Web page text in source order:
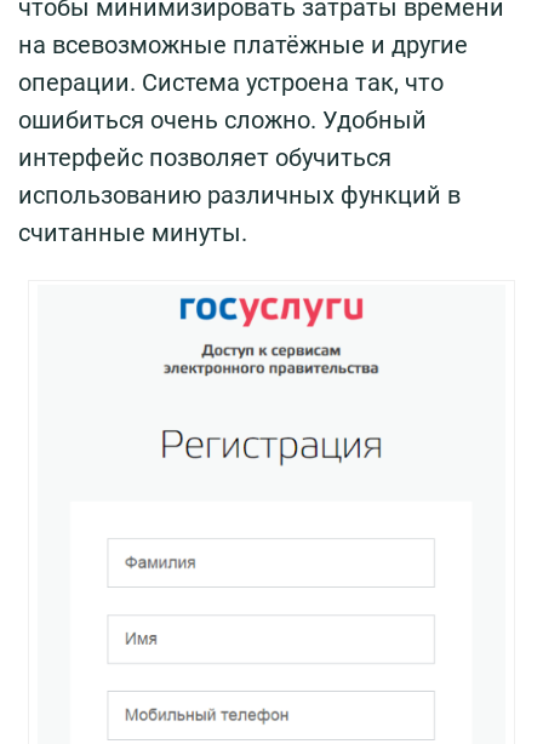
чтобы минимизировать затраты времени
на всевозможные платёжные и другие
операции. Система устроена так, что
ошибиться очень сложно. Удобный
интерфейс позволяет обучиться
использованию различных функций в
считанные минуты.